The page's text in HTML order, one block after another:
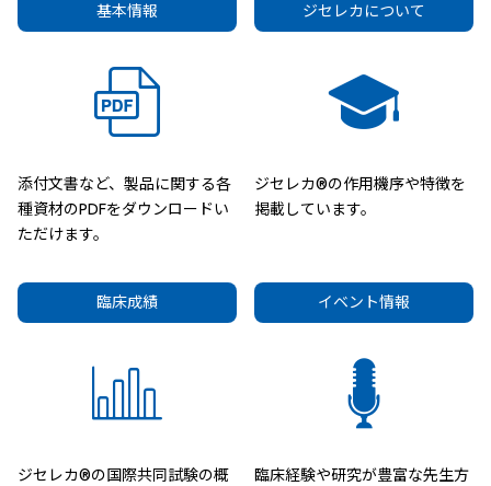
基本情報
添付文書など、製品に関する各
種資材のPDFをダウンロードい
ただけます。
ジセレカについて
ジセレカ®の作用機序や特徴を
掲載しています。
臨床成績
ジセレカ®の国際共同試験の概
イベント情報
臨床経験や研究が豊富な先生方